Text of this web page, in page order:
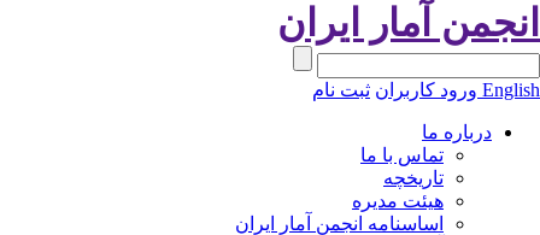
آمار ایران
ورود کاربران ثبت نام
درباره ما
تماس با ما
تاریخچه
هیئت مدیره
اساسنامه انجمن آمار ایران